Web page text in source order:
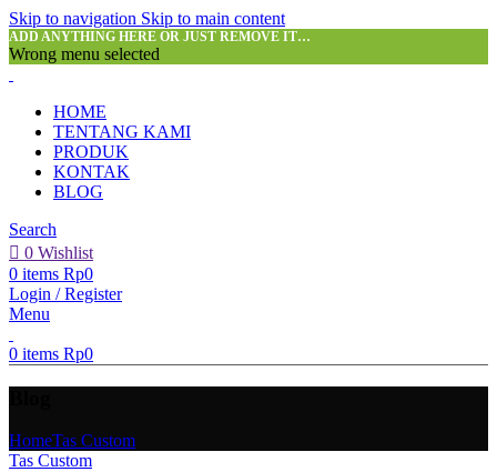
Skip to navigation Skip to main content
ADD ANYTHING HERE OR JUST REMOVE IT…
Wrong menu selected
HOME
TENTANG KAMI
PRODUK
KONTAK
BLOG
Search
0 Wishlist
0 items Rp0
Login / Register
Menu
0 items Rp0
HomeTas Custom
Tas Custom